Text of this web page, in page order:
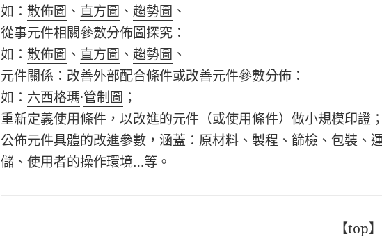
如：散佈圖 、 直方圖 、 趨勢圖 、
從事元件相關參數分佈圖探究：
如：散佈圖 、 直方圖 、 趨勢圖 、
元件關係：改善外部配合條件或改善元件參數分佈：
如： 六西格瑪·管制圖 ；
重新定義使用條件 ，以改進的元件（或使用條件）做小規模印證；
公佈元件具體的改進參數，涵蓋：原材料、製程、篩檢、包裝、
儲、使用者的操作環境…等。
【top